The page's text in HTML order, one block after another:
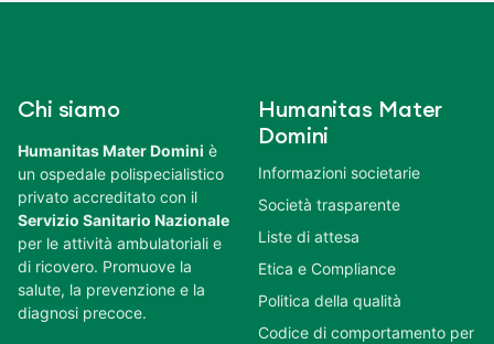
Chi siamo
Humanitas Mater Domini è
un ospedale polispecialistico
privato accreditato con il
Servizio Sanitario Nazionale
per le attività ambulatoriali e
di ricovero. Promuove la
salute, la prevenzione e la
diagnosi precoce.
Humanitas Mater
Domini
Informazioni societarie
Società trasparente
Liste di attesa
Etica e Compliance
Politica della qualità
Codice di comportamento per